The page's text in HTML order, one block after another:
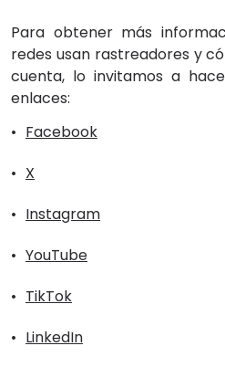
Para obtener más
redes usan rastreadores y
cuenta, lo invitamos a
enlaces:
Facebook
X
Instagram
YouTube
TikTok
LinkedIn